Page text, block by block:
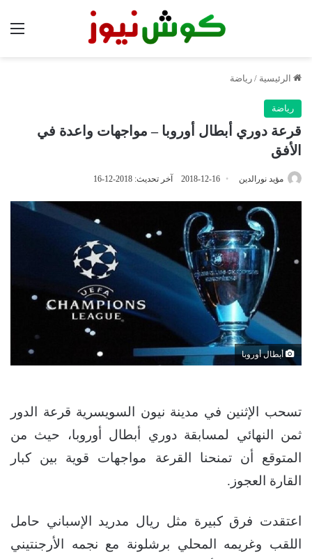
الرئيسية / رياضة
رياضة
قرعة دوري أبطال أوروبا – مواجهات واعدة في
الأفق
مؤيد نورالدين 2018-12-16 آخر تحديث: 2018-12-16
أبطال أوروبا
تسحب الإثنين في مدينة نيون السويسرية قرعة الدور
ثمن النهائي لمسابقة دوري أبطال أوروبا، حيث من
المتوقع أن تمنحنا القرعة مواجهات قوية بين كبار
القارة العجوز.
اعتقدت فرق كبيرة مثل ريال مدريد الإسباني حامل
اللقب وغريمه المحلي برشلونة مع نجمه الأرجنتيني